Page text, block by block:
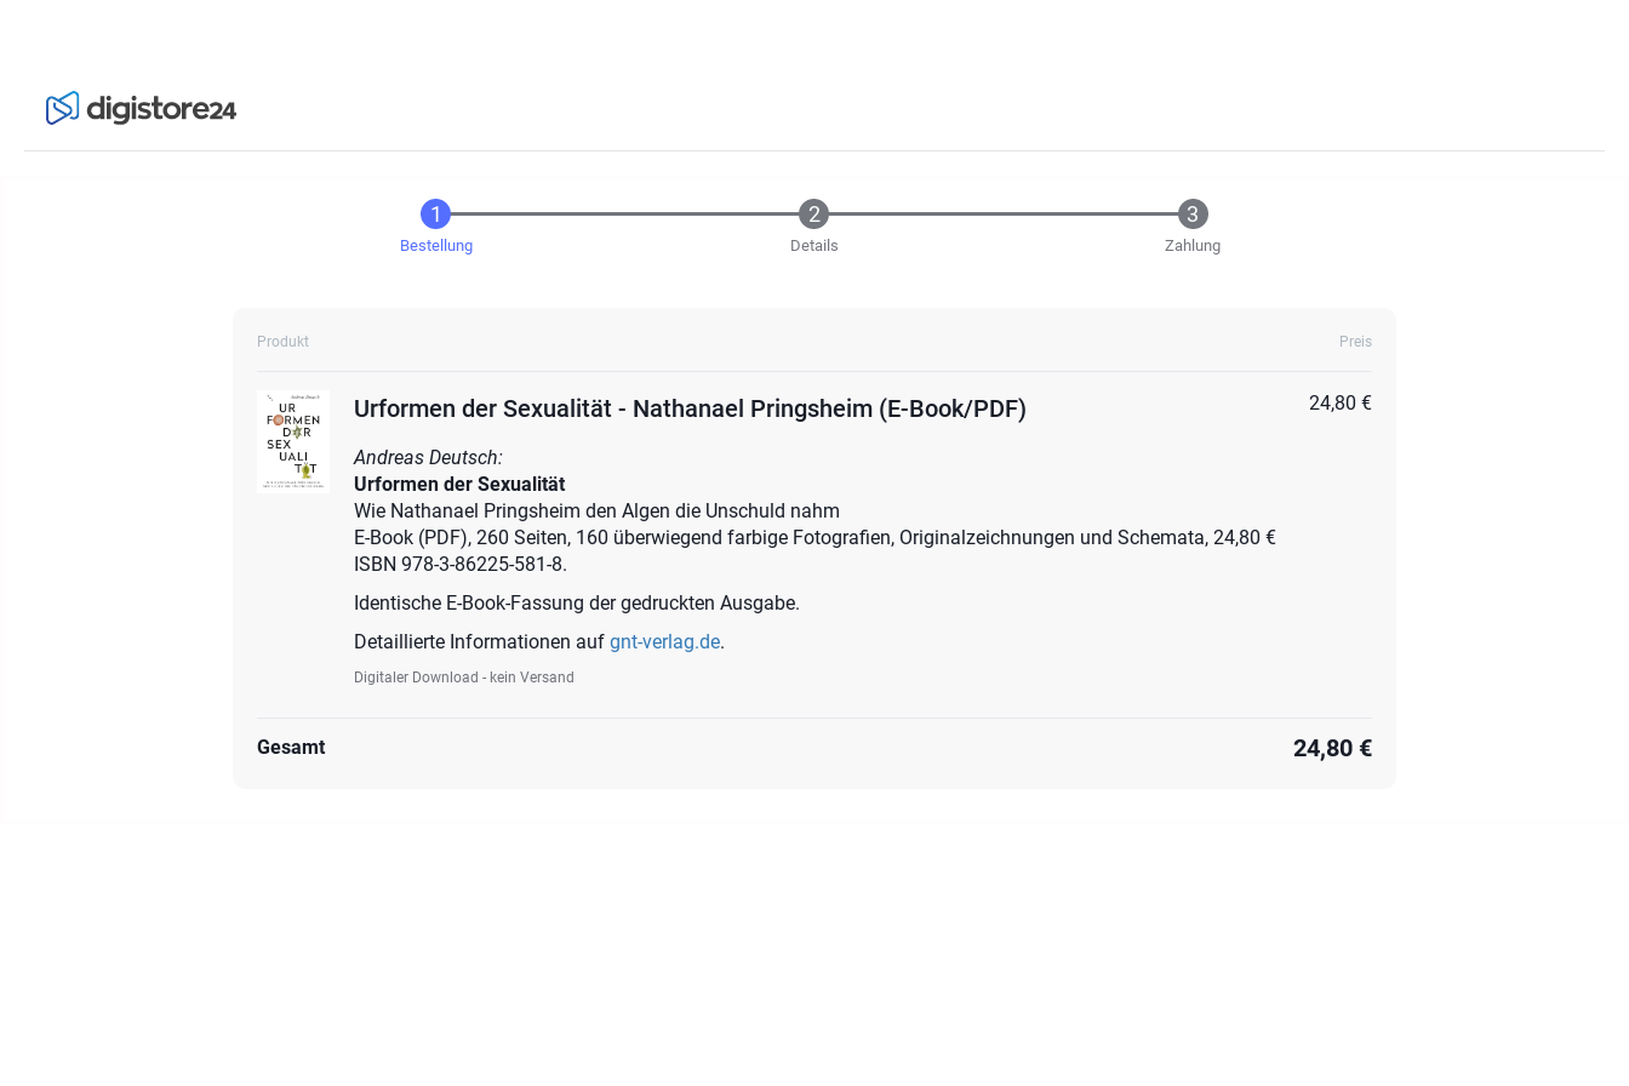
Bestellung Details Zahlung
Produkt Preis
Urformen der Sexualität - Nathanael Pringsheim (E-Book/PDF)
Andreas Deutsch:
Urformen der Sexualität
Wie Nathanael Pringsheim den Algen die Unschuld nahm
E-Book (PDF), 260 Seiten, 160 überwiegend farbige Fotografien, Originalzeichnungen und Schemata, 24,80 €
ISBN 978-3-86225-581-8.
Identische E-Book-Fassung der gedruckten Ausgabe.
Detaillierte Informationen auf gnt-verlag.de.
Digitaler Download - kein Versand
24,80 €
Gesamt 24,80 €